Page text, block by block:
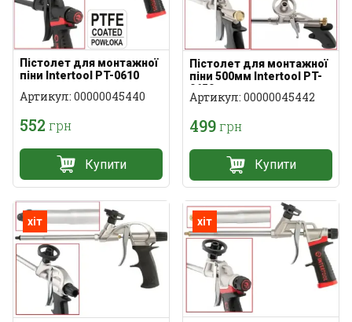
Пістолет для монтажної
піни Intertool PT-0610
Артикул: 00000045440
552 грн
Купити
Пістолет для монтажної
піни 500мм Intertool PT-
0650
Артикул: 00000045442
499грн
Купити
хіт хіт